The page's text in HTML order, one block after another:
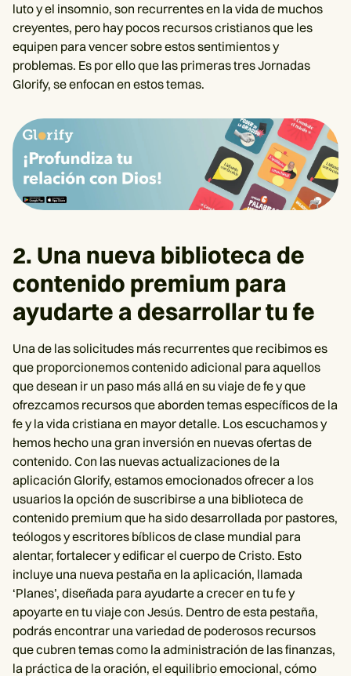
luto y el insomnio, son recurrentes en la vida de muchos
creyentes, pero hay pocos recursos cristianos que les
equipen para vencer sobre estos sentimientos y
problemas. Es por ello que las primeras tres Jornadas
Glorify, se enfocan en estos temas.
2. Una nueva biblioteca de
contenido premium para
ayudarte a desarrollar tu fe
Una de las solicitudes más recurrentes que recibimos es
que proporcionemos contenido adicional para aquellos
que desean ir un paso más allá en su viaje de fe y que
ofrezcamos recursos que aborden temas específicos de la
fe y la vida cristiana en mayor detalle. Los escuchamos y
hemos hecho una gran inversión en nuevas ofertas de
contenido. Con las nuevas actualizaciones de la
aplicación Glorify, estamos emocionados ofrecer a los
usuarios la opción de suscribirse a una biblioteca de
contenido premium que ha sido desarrollada por pastores,
teólogos y escritores bíblicos de clase mundial para
alentar, fortalecer y edificar el cuerpo de Cristo. Esto
incluye una nueva pestaña en la aplicación, llamada
‘Planes’, diseñada para ayudarte a crecer en tu fe y
apoyarte en tu viaje con Jesús. Dentro de esta pestaña,
podrás encontrar una variedad de poderosos recursos
que cubren temas como la administración de las finanzas,
la práctica de la oración, el equilibrio emocional, cómo